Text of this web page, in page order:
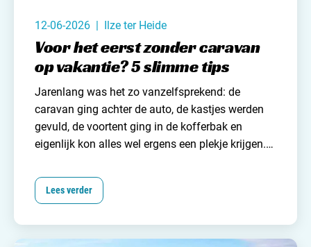
12-06-2026 | Ilze ter Heide
Voor het eerst zonder caravan
op vakantie? 5 slimme tips
Jarenlang was het zo vanzelfsprekend: de
caravan ging achter de auto, de kastjes werden
gevuld, de voortent ging in de kofferbak en
eigenlijk kon alles wel ergens een plekje krijgen.
Nog eenspelletje
een hoekje. Of een gaatje. Maar wat als je voor
Lees verder